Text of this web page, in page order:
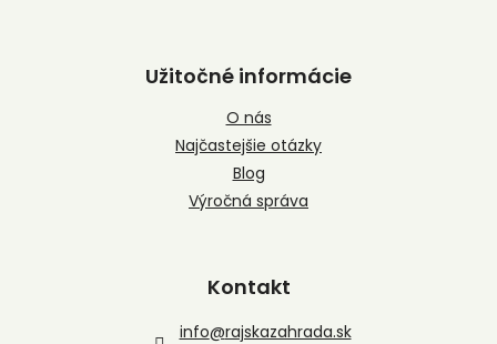
Užitočné informácie
O nás
Najčastejšie otázky
Blog
Výročná správa
Kontakt
info@rajskazahrada.sk